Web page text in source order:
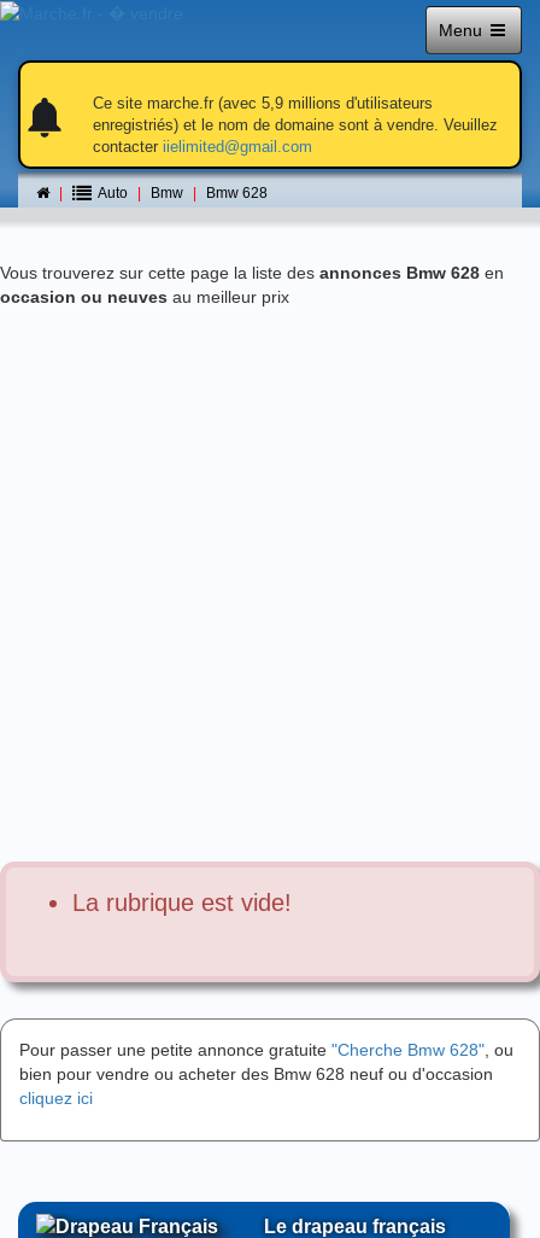
Menu
notifications
notifications
Ce site marche.fr (avec 5,9 millions d'utilisateurs
enregistriés) et le nom de domaine sont à vendre. Veuillez
contacter iielimited@gmail.com
Auto Bmw Bmw 628
Bmw 628
Vous trouverez sur cette page la liste des annonces Bmw 628 en
occasion ou neuves au meilleur prix
La rubrique est vide!
Pour passer une petite annonce gratuite "Cherche Bmw 628" , ou
bien pour vendre ou acheter des Bmw 628 neuf ou d'occasion
cliquez ici
Le drapeau français